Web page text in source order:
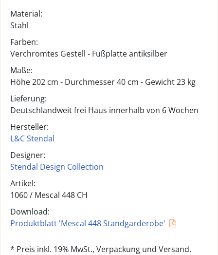
Material:
Stahl
Farben:
Verchromtes Gestell - Fußplatte antiksilber
Maße:
Höhe 202 cm - Durchmesser 40 cm - Gewicht 23 kg
Lieferung:
Deutschlandweit frei Haus innerhalb von 6 Wochen
Hersteller:
L&C Stendal
Designer:
Stendal Design Collection
Artikel:
1060 / Mescal 448 CH
Download:
Produktblatt 'Mescal 448 Standgarderobe'
* Preis inkl. 19% MwSt., Verpackung und Versand.